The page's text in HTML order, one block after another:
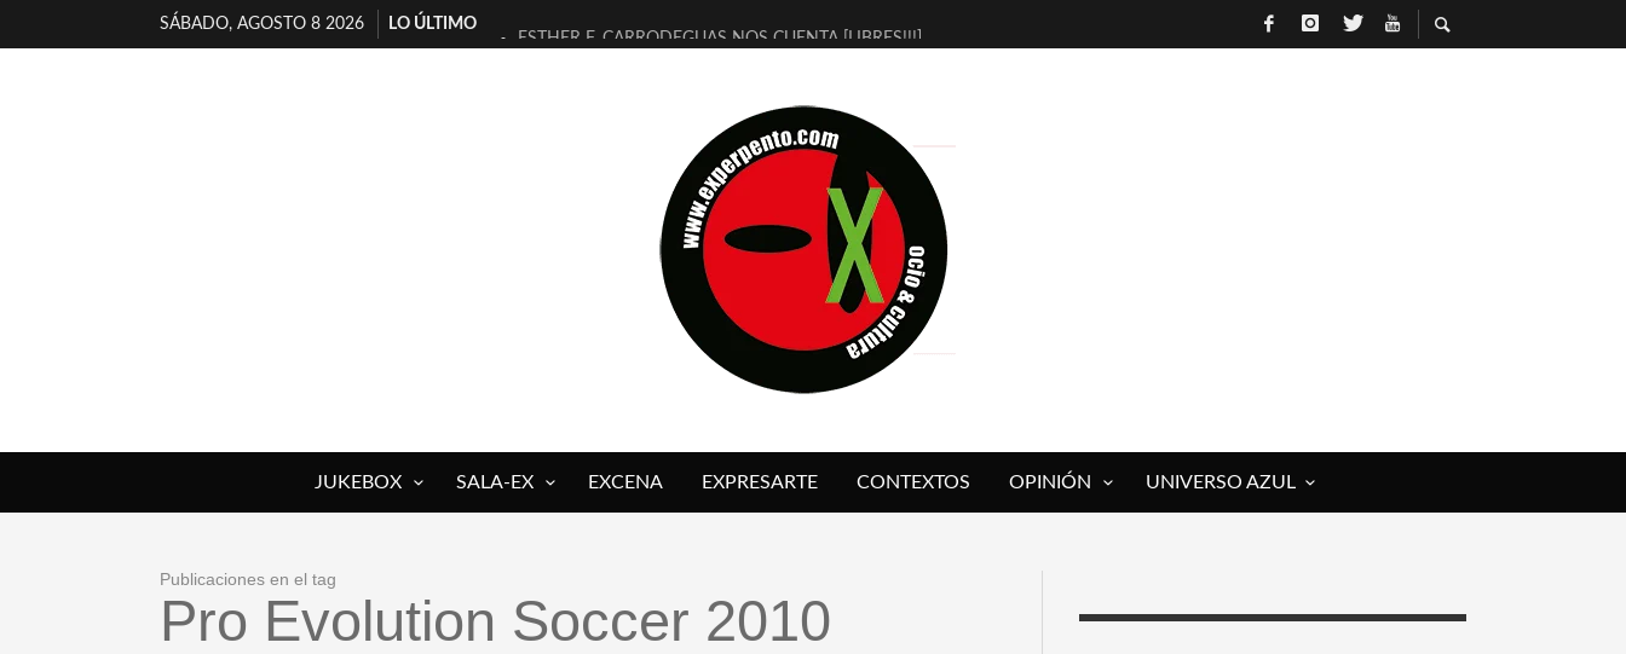
SÁBADO, AGOSTO 8 2026
LO ÚLTIMO
ESTHER F. CARRODEGUAS NOS CUENTA [LIBRES!!!]
[ELECTRA JONDA] DE JUAN GUERRERO ZAMORA
TIMBRE 4, LA ESCUELA DEL DIRECTOR TEATRAL CLAUDIO TOLCACHIR
30 AÑOS (NO ES NADA) DE LA KATARSIS DEL TOMATAZO
MILITARES JUDÍAS EN #EXVITA
D’BALDOMEROS REINVENTAN [BITÁCORA 3.0] EN EXVITA
MARSHALL FLASH PRESENTA EN EXVITA [RELATIVA SENCILLEZ]
JOFRE BARDAGÍ EN EXVITA INTERPRETANDO A SERRAT
JUKEBOX SALA-EX EXCENA EXPRESARTE CONTEXTOS OPINIÓN UNIVERSO AZUL
Publicaciones en el tag
Pro Evolution Soccer 2010